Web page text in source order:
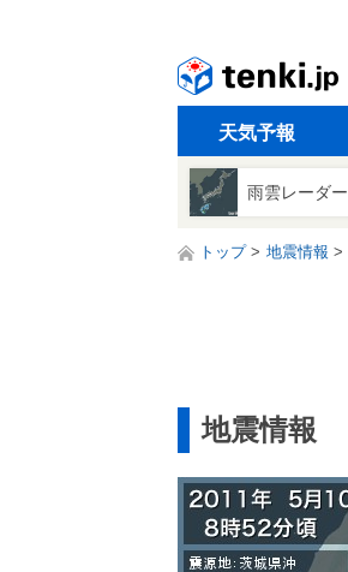
天気予報
雨雲レーダー
トップ 地震情報
地震情報